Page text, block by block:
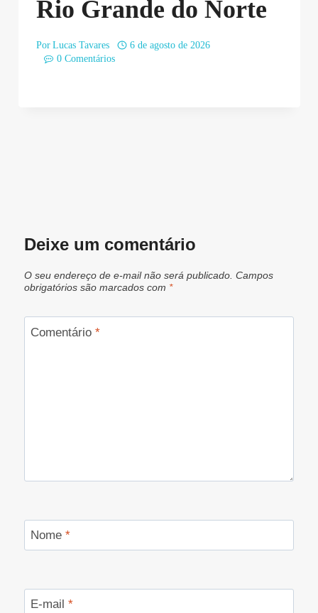
Rio Grande do Norte
Por Lucas Tavares
6 de agosto de 2026
0 Comentários
Deixe um comentário
O seu endereço de e-mail não será publicado. Campos
obrigatórios são marcados com *
Comentário *
Nome *
E-mail *